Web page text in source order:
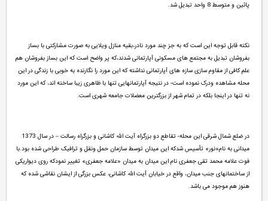
پائین و متوسط 8 واحد تبدیل شد.
نکته قابل توجه این است که به جز چند مورد نادر،بقیه منازل ویلایی به صورت مشارکتی با بساز
بفروشان تبدیل به مجتمع های مسکونی آپارتمانی شدند،که پر واضح است که این بساز بفروشان هم
علم کافی از مقاوم سازی سازه های آپارتمانی نداشته که این مورد را نگارنده به خوبی با زندگی در این
محله مشاهده ودرک نموده است- در نتیجه آپارتمانهایی تنها با ظاهری زیبا ساخته اند، که این مورد
نه تنها در اینجا بلکه در تمام شهر از بزرگترین معضلات جامعه شهری است.
در ضلع شمال شرقی این محله- تقاطع دو بزرگراه آیت الله کاشانی و بزرگراه رسالت – در سال 1373
میدانی به نام«نور» تأسیس شدکه این میدان توسط سازمان حمل ونقل و ترافیک طراحی شده بود.با
فوت علامه محمد تقی جعفری نام این میدان به میدان «علامه جعفری» تغییر نمودکه روی دیواریکی
از ساختمانهای جنب میدان، واقع در خیابان آیت الله کاشانی، عکس بزرگی از ایشان نقاشی شده که
هنوز هم موجود می باشد.